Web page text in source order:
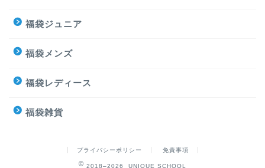
福袋ジュニア
福袋メンズ
福袋レディース
福袋雑貨
プライバシーポリシー 免責事項
2018–2026 UNIQUE SCHOOL